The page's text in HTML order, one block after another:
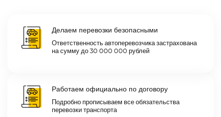
Делаем перевозки безопасными
Ответственность автоперевозчика застрахована
на сумму до 30 000 000 рублей
Работаем официально по договору
Подробно прописываем все обязательства
перевозки транспорта